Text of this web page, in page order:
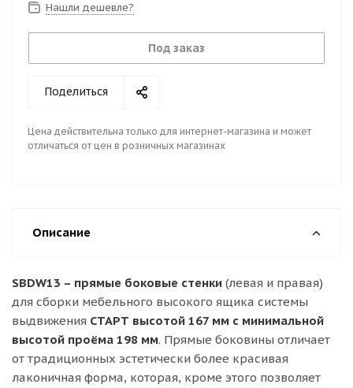
Нашли дешевле?
Под заказ
Поделиться
Цена действительна только для интернет-магазина и может
отличаться от цен в розничных магазинах
Описание
SBDW13 – прямые боковые стенки (левая и правая)
для сборки мебельного высокого ящика системы
выдвижения СТАРТ высотой 167 мм с минимальной
высотой проёма 198 мм. Прямые боковины отличает
от традиционных эстетически более красивая
лаконичная форма, которая, кроме этого позволяет